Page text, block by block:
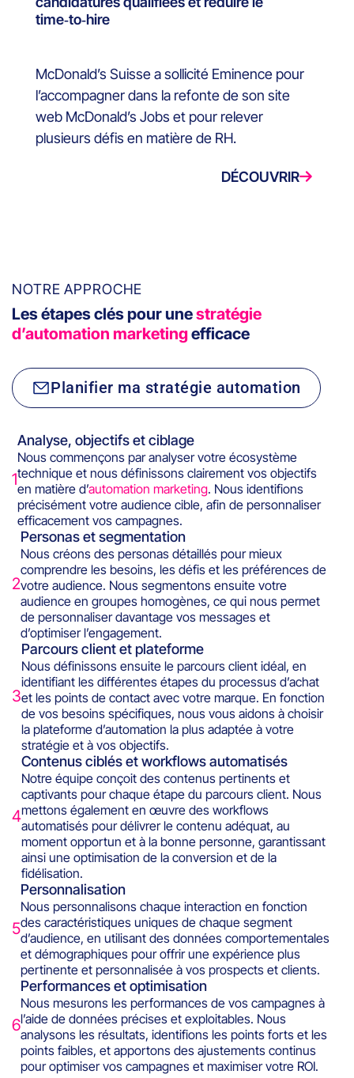
time‑to‑hire
McDonald’s Suisse a sollicité Eminence pour
l’accompagner dans la refonte de son site
web McDonald’s Jobs et pour relever
plusieurs défis en matière de RH.
DÉCOUVRIR
NOTRE APPROCHE
Les étapes clés pour unestratégie
d’automation marketingefficace
Planifier ma stratégie automation
1
Analyse, objectifs et ciblage
Nous commençons par analyser votre écosystème
technique et nous définissons clairement vos objectifs
en matière d’automation marketing. Nous identifions
précisément votre audience cible, afin de personnaliser
efficacement vos campagnes.
2
Personas et segmentation
Nous créons des personas détaillés pour mieux
comprendre les besoins, les défis et les préférences de
votre audience. Nous segmentons ensuite votre
audience en groupes homogènes, ce qui nous permet
de personnaliser davantage vos messages et
d’optimiser l’engagement.
3
Parcours client et plateforme
Nous définissons ensuite le parcours client idéal, en
identifiant les différentes étapes du processus d’achat
et les points de contact avec votre marque. En fonction
de vos besoins spécifiques, nous vous aidons à choisir
la plateforme d’automation la plus adaptée à votre
stratégie et à vos objectifs.
4
Contenus ciblés et workflows automatisés
Notre équipe conçoit des contenus pertinents et
captivants pour chaque étape du parcours client. Nous
mettons également en œuvre des workflows
automatisés pour délivrer le contenu adéquat, au
moment opportun et à la bonne personne, garantissant
ainsi une optimisation de la conversion et de la
fidélisation.
5
Personnalisation
Nous personnalisons chaque interaction en fonction
des caractéristiques uniques de chaque segment
d’audience, en utilisant des données comportementales
et démographiques pour offrir une expérience plus
pertinente et personnalisée à vos prospects et clients.
6
Performances et optimisation
Nous mesurons les performances de vos campagnes à
l’aide de données précises et exploitables. Nous
analysons les résultats, identifions les points forts et les
points faibles, et apportons des ajustements continus
pour optimiser vos campagnes et maximiser votre ROI.